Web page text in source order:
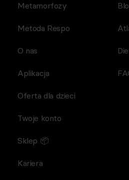
Metamorfozy
Metoda Respo
O nas
Aplikacja
Oferta dla dzieci
Twoje konto
Sklep 📦
Kariera